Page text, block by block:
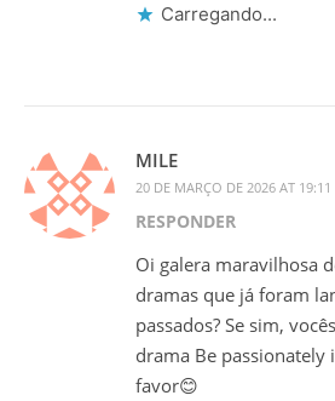
Carregando...
MILE
20 DE MARÇO DE 2026 AT 19:11
RESPONDER
Oi galera maravilhosa
dramas que já foram
passados? Se sim,
drama Be passionately
favor😊